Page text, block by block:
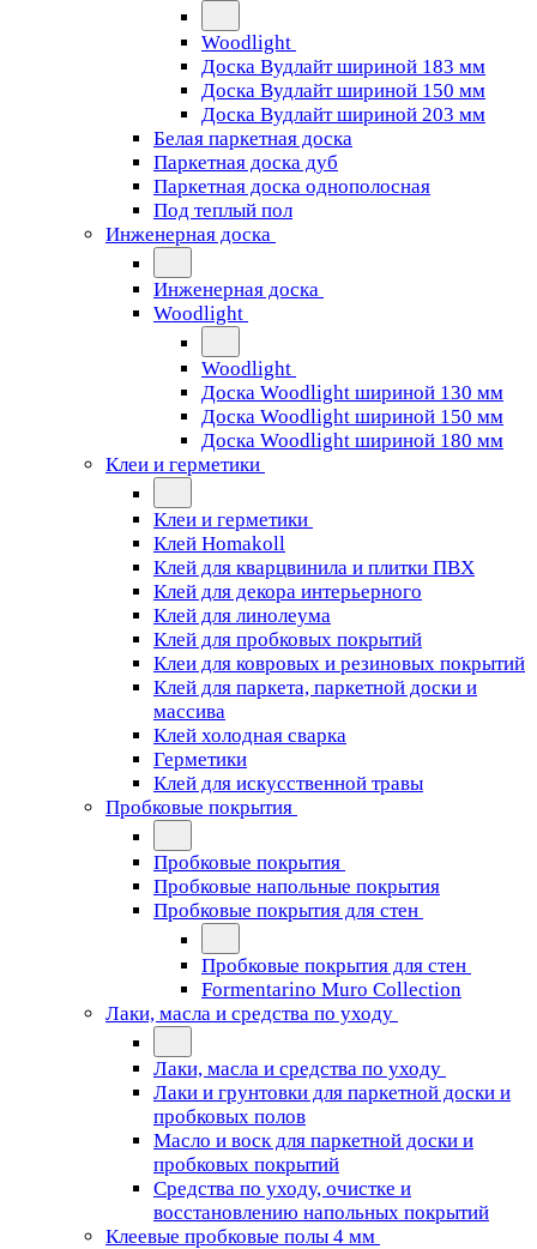
Woodlight
Доска Вудлайт шириной 183 мм
Доска Вудлайт шириной 150 мм
Доска Вудлайт шириной 203 мм
Белая паркетная доска
Паркетная доска дуб
Паркетная доска однополосная
Под теплый пол
Инженерная доска
Инженерная доска
Woodlight
Woodlight
Доска Woodlight шириной 130 мм
Доска Woodlight шириной 150 мм
Доска Woodlight шириной 180 мм
Клеи и герметики
Клеи и герметики
Клей Homakoll
Клей для кварцвинила и плитки ПВХ
Клей для декора интерьерного
Клей для линолеума
Клей для пробковых покрытий
Клеи для ковровых и резиновых покрытий
Клей для паркета, паркетной доски и
массива
Клей холодная сварка
Герметики
Клей для искусственной травы
Пробковые покрытия
Пробковые покрытия
Пробковые напольные покрытия
Пробковые покрытия для стен
Пробковые покрытия для стен
Formentarino Muro Collection
Лаки, масла и средства по уходу
Лаки, масла и средства по уходу
Лаки и грунтовки для паркетной доски и
пробковых полов
Масло и воск для паркетной доски и
пробковых покрытий
Средства по уходу, очистке и
восстановлению напольных покрытий
Клеевые пробковые полы 4 мм